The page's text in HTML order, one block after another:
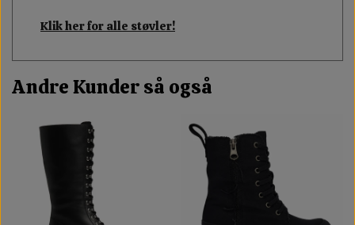
Klik her for alle støvler!
Andre Kunder så også